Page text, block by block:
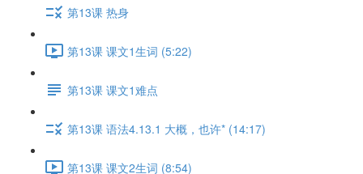
第13课 热身
第13课 课文1生词 (5:22)
第13课 课文1难点
第13课 语法4.13.1 大概，也许* (14:17)
第13课 课文2生词 (8:54)